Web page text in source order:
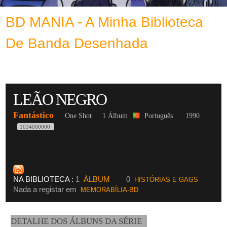
BD MANIA - A Minha Biblioteca
De Banda Desenhada
LEÃO NEGRO
Fantástico One Shot 1 Álbum Português 1990
1034000000
NA BIBLIOTECA : 1 ÁLBUM 0 HISTÓRIAS E GAGS
Nada a registar em MEMORABÍLIA-BD
DETALHE DOS ÁLBUNS DA SÉRIE